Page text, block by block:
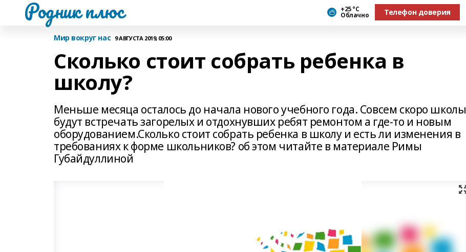
Родник плюс +25 °С
Облачно Телефон доверия
Мир вокруг нас 9 АВГУСТА 2019, 05:00
Сколько стоит собрать ребенка в
школу?
Меньше месяца осталось до начала нового учебного года. Совсем скоро школы
будут встречать загорелых и отдохнувших ребят ремонтом а где-то и новым
оборудованием.Сколько стоит собрать ребенка в школу и есть ли изменения в
требованиях к форме школьников? об этом читайте в материале Римы
Губайдуллиной